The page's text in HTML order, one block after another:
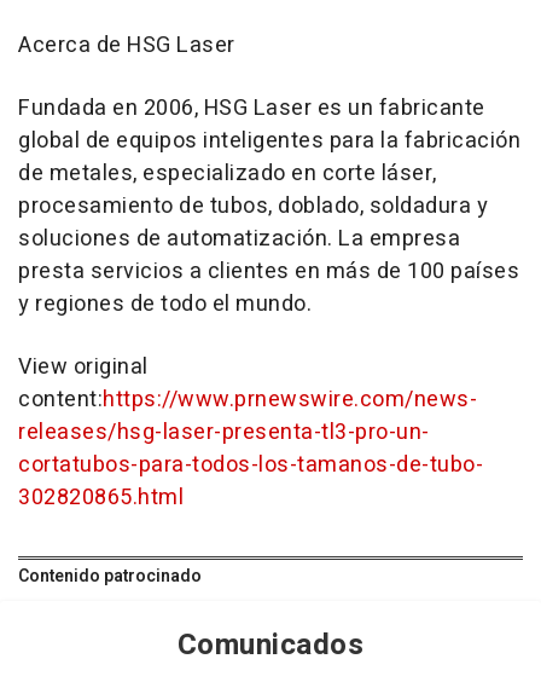
Acerca de HSG Laser
Fundada en 2006, HSG Laser es un fabricante
global de equipos inteligentes para la fabricación
de metales, especializado en corte láser,
procesamiento de tubos, doblado, soldadura y
soluciones de automatización. La empresa
presta servicios a clientes en más de 100 países
y regiones de todo el mundo.
View original
content:https://www.prnewswire.com/news-
releases/hsg-laser-presenta-tl3-pro-un-
cortatubos-para-todos-los-tamanos-de-tubo-
302820865.html
Contenido patrocinado
Comunicados